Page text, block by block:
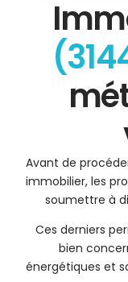
Avant de
immobilier, les
soumettre à
Ces derniers
bien
énergétiques et